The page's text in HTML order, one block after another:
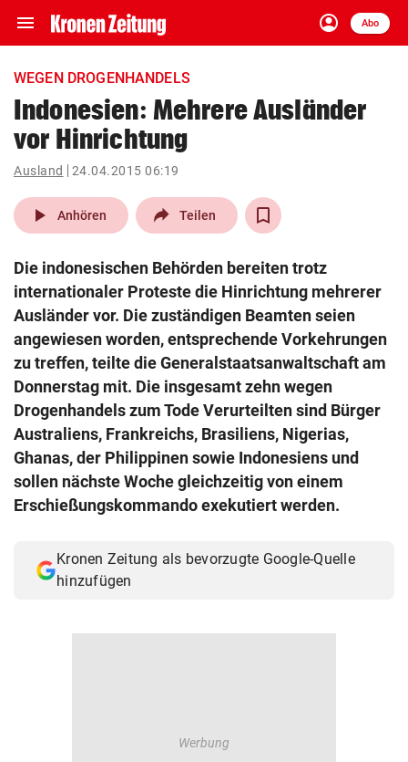
menu Navigation
ein-/ausklappen
account_circle
Anmelden
Abo
close Schließen
account_circle Anmelden
pin_drop
Wien arrow_right
search
Suchbegriff
eingeben
© Krone Multimedia GmbH & Co KG 2026
Muthgasse 2, 1190 Wien
WEGEN DROGENHANDELS
Indonesien: Mehrere Ausländer
vor Hinrichtung
Ausland 24.04.2015 06:19
play_arrow Anhören Teilen
Die indonesischen Behörden bereiten trotz
internationaler Proteste die Hinrichtung mehrerer
Ausländer vor. Die zuständigen Beamten seien
angewiesen worden, entsprechende Vorkehrungen
zu treffen, teilte die Generalstaatsanwaltschaft am
Donnerstag mit. Die insgesamt zehn wegen
Drogenhandels zum Tode Verurteilten sind Bürger
Australiens, Frankreichs, Brasiliens, Nigerias,
Ghanas, der Philippinen sowie Indonesiens und
sollen nächste Woche gleichzeitig von einem
Erschießungskommando exekutiert werden.
Kronen Zeitung als bevorzugte Google-Quelle
hinzufügen